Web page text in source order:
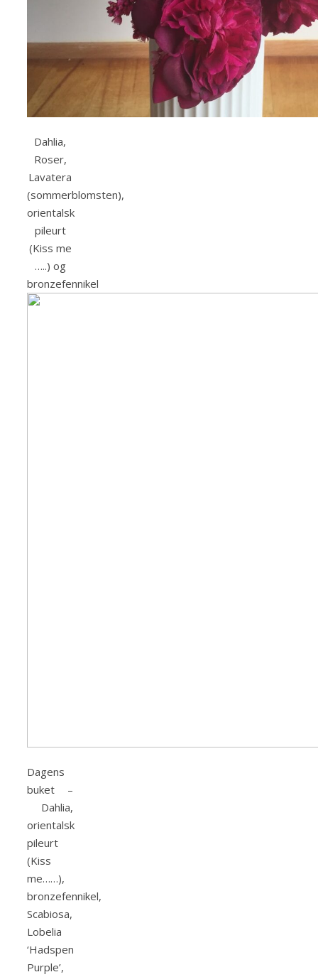
Dahlia,
Roser,
Lavatera
(sommerblomsten),
orientalsk
pileurt
(Kiss me
…..) og
bronzefennikel
Dagens
buket –
Dahlia,
orientalsk
pileurt
(Kiss
me……),
bronzefennikel,
Scabiosa,
Lobelia
‘Hadspen
Purple’,